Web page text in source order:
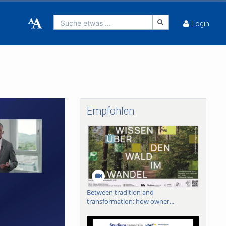
Suche etwas ... Login
Empfohlen
Between tradition and
transformation: how owner...